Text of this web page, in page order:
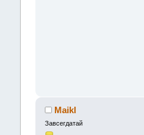
Maikl
Завсегдатай